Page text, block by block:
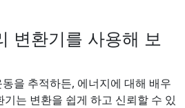
변환기를 사용해 보
을 추적하든, 에너지에 대해 배우
는 변환을 쉽게 하고 신뢰할 수 있